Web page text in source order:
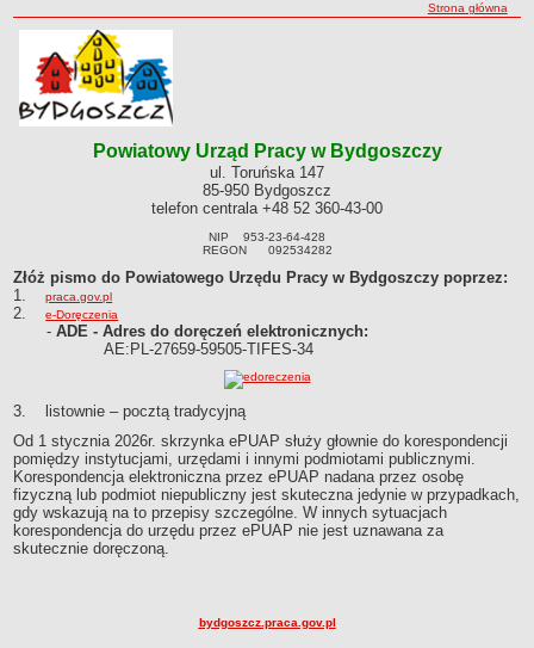
Podstawy prawne działania Urzędu
Godziny pracy Urzędu
Obwieszczenia
DEKLARACJA DOSTĘPNOŚCI
Raport o stanie zapewnienia dostępności podmiotu publicznego
Dane teleadresowe
Zadania publiczne
Kompetencje komórek organizacyjnych
Ogłoszenia o naborze kandydatów do pracy w PUP Bydgoszcz
ZAŁATWIANIE SPRAW W PUP
Wykaz spraw
Gdzie załatwić sprawę
Rejestry, ewidencje i archiwa
Akty prawne dotyczące bezrobocia i rynku pracy
ścieżka nawigacji
Strona główna
Strona główna
Strona główna
Powiatowy Urząd Pracy w Bydgoszczy
ul. Toruńska 147
85-950 Bydgoszcz
telefon centrala +48 52 360-43-00
NIP 953-23-64-428
REGON 092534282
Złóż pismo do Powiatowego Urzędu Pracy w Bydgoszczy poprzez:
1.praca.gov.pl
2.e-Doręczenia
-ADE - Adres do doręczeń elektronicznych:
AE:PL-27659-59505-TIFES-34
3. listownie – pocztą tradycyjną
Od 1 stycznia 2026r. skrzynka ePUAP służy głownie do korespondencji
pomiędzy instytucjami, urzędami i innymi podmiotami publicznymi.
Korespondencja elektroniczna przez ePUAP nadana przez osobę
fizyczną lub podmiot niepubliczny jest skuteczna jedynie w przypadkach,
gdy wskazują na to przepisy szczególne. W innych sytuacjach
korespondencja do urzędu przez ePUAP nie jest uznawana za
skutecznie doręczoną.
bydgoszcz.praca.gov.pl